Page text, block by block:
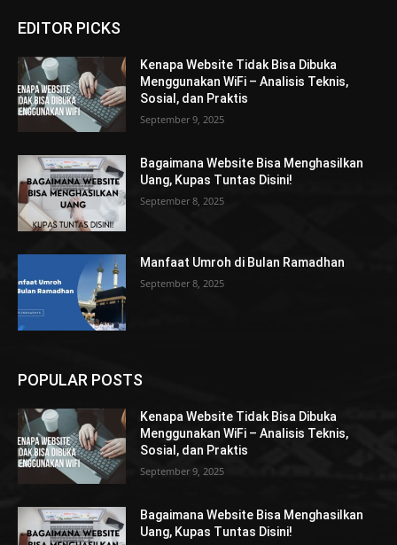
EDITOR PICKS
Kenapa Website Tidak Bisa Dibuka
Menggunakan WiFi – Analisis Teknis,
Sosial, dan Praktis
September 9, 2025
Bagaimana Website Bisa Menghasilkan
Uang, Kupas Tuntas Disini!
September 8, 2025
Manfaat Umroh di Bulan Ramadhan
September 8, 2025
POPULAR POSTS
Kenapa Website Tidak Bisa Dibuka
Menggunakan WiFi – Analisis Teknis,
Sosial, dan Praktis
September 9, 2025
Bagaimana Website Bisa Menghasilkan
Uang, Kupas Tuntas Disini!